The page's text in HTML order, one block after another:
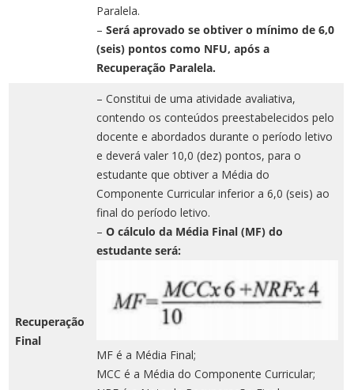
Paralela.
–Será aprovado se obtiver o mínimo de 6,0
(seis) pontos como NFU, após a
Recuperação Paralela.
Recuperação
Final
– Constitui de uma atividade avaliativa,
contendo os conteúdos preestabelecidos pelo
docente e abordados durante o período letivo
e deverá valer 10,0 (dez) pontos, para o
estudante que obtiver a Média do
Componente Curricular inferior a 6,0 (seis) ao
final do período letivo.
–O cálculo da Média Final (MF) do
estudante será:
MF é a Média Final;
MCC é a Média do Componente Curricular;